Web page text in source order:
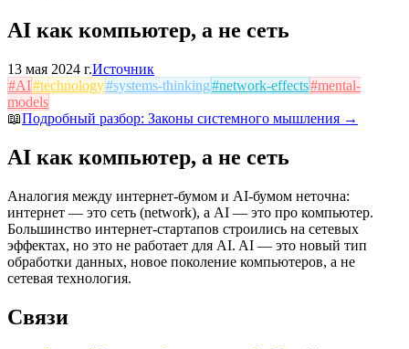
AI как компьютер, а не сеть
13 мая 2024 г.Источник
#AI#technology#systems-thinking#network-effects#mental-
models
📖Подробный разбор: Законы системного мышления →
AI как компьютер, а не сеть
Аналогия между интернет-бумом и AI-бумом неточна:
интернет — это сеть (network), а AI — это про компьютер.
Большинство интернет-стартапов строились на сетевых
эффектах, но это не работает для AI. AI — это новый тип
обработки данных, новое поколение компьютеров, а не
сетевая технология.
Связи